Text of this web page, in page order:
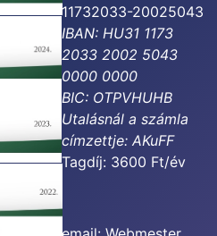
11732033-20025043
IBAN: HU31 1173
2033 2002 5043
0000 0000
BIC: OTPVHUHB
Utalásnál a számla
címzettje:AKuFF
Tagdíj: 3600 Ft/év